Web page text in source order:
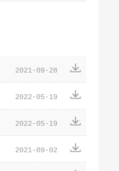

2021-09-28

2022-05-19

2022-05-19

2021-09-02